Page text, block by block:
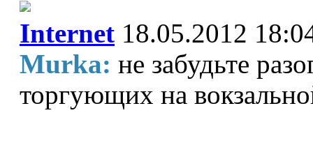
Internet 18.05.2012
Murka: не забудьте
торгующих на